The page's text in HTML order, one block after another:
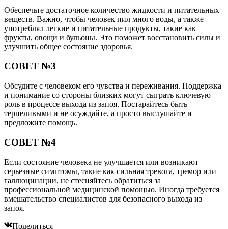
Обеспечьте достаточное количество жидкости и питательных
веществ. Важно, чтобы человек пил много воды, а также
употреблял легкие и питательные продукты, такие как
фрукты, овощи и бульоны. Это поможет восстановить силы и
улучшить общее состояние здоровья.
СОВЕТ №3
Обсудите с человеком его чувства и переживания. Поддержка
и понимание со стороны близких могут сыграть ключевую
роль в процессе выхода из запоя. Постарайтесь быть
терпеливыми и не осуждайте, а просто выслушайте и
предложите помощь.
СОВЕТ №4
Если состояние человека не улучшается или возникают
серьезные симптомы, такие как сильная тревога, тремор или
галлюцинации, не стесняйтесь обратиться за
профессиональной медицинской помощью. Иногда требуется
вмешательство специалистов для безопасного выхода из
запоя.
Поделиться